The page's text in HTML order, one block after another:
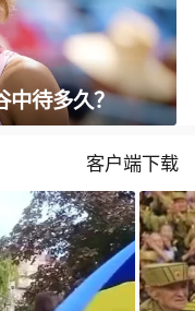
中待多久？
客户端下载